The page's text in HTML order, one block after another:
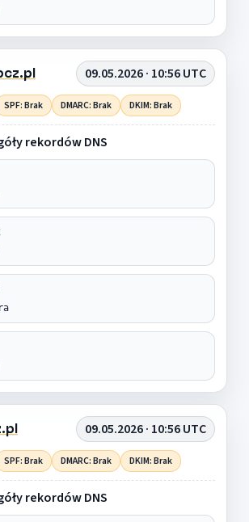
09.05.2026 · 10:56 UTC
SPF: Brak DMARC: Brak DKIM: Brak
rekordów DNS
09.05.2026 · 10:56 UTC
SPF: Brak DMARC: Brak DKIM: Brak
rekordów DNS